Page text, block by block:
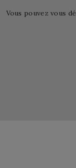
Vous pouvez vous